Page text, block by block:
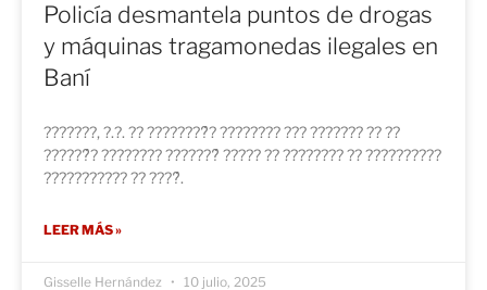
Policía desmantela puntos de drogas
y máquinas tragamonedas ilegales en
Baní
???????, ?.?. ?? ????????́? ???????? ??? ??????? ?? ??
??????́? ???????? ???????́ ????? ?? ???????? ?? ??????????
??????????? ?? ????́.
LEER MÁS »
Gisselle Hernández 10 julio, 2025